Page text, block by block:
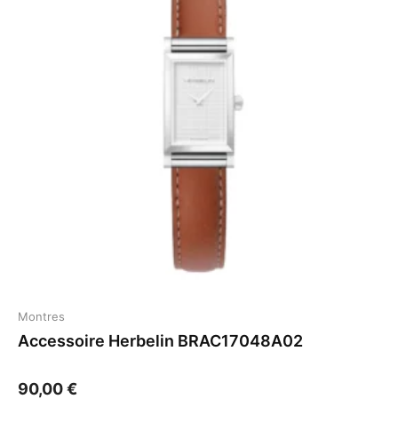
Montres
Accessoire Herbelin BRAC17048A02
90,00€